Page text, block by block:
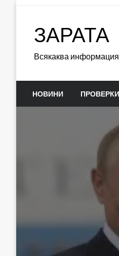
ЗАРАТА
Всякаква информация
НОВИНИ ПРОВЕРКИ